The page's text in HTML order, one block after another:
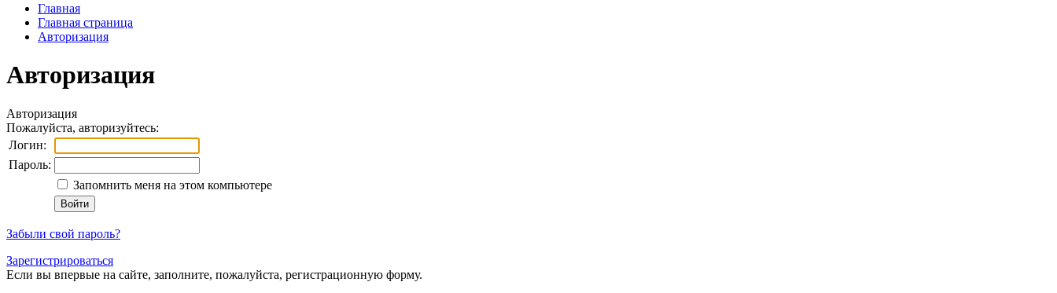
Главная
Главная страница
Авторизация
Авторизация
Авторизация
Пожалуйста, авторизуйтесь:
Логин:
Пароль:
Запомнить меня на этом компьютере
Забыли свой пароль?
Зарегистрироваться
Если вы впервые на сайте, заполните, пожалуйста, регистрационную форму.